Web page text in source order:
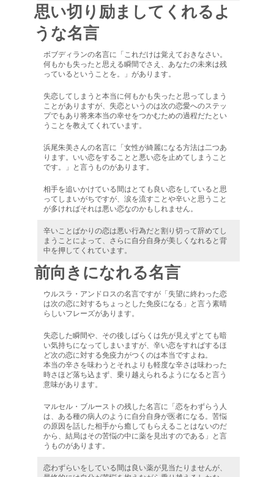
思い切り励ましてくれるよ
うな名言
ボブディランの名言に「これだけは覚えておきなさい。
何もかも失ったと思える瞬間でさえ、あなたの未来は残
っているということを。」があります。
失恋してしまうと本当に何もかも失ったと思ってしまう
ことがありますが、失恋というのは次の恋愛へのステッ
プでもあり将来本当の幸せをつかむための過程だたとい
うことを教えてくれています。
浜尾朱美さんの名言に「女性が綺麗になる方法は二つあ
ります。いい恋をすることと悪い恋を止めてしまうこと
です。」と言うものがあります。
相手を追いかけている間はとても良い恋をしていると思
ってしまいがちですが、涙を流すことや辛いと思うこと
が多ければそれは悪い恋なのかもしれません。
辛いことばかりの恋は悪い行為だと割り切って辞めてし
まうことによって、さらに自分自身が美しくなれると背
中を押してくれています。
前向きになれる名言
ウルスラ・アンドロスの名言ですが「失望に終わった恋
は次の恋に対するちょっとした免疫になる」と言う素晴
らしいフレーズがあります。
失恋した瞬間や、その後しばらくは先が見えずとても暗
い気持ちになってしまいますが、辛い恋をすればするほ
ど次の恋に対する免疫力がつくのは本当ですよね。
本当の辛さを味わうとそれよりも軽度な辛さは味わった
時さほど落ち込まず、乗り越えられるようになると言う
意味があります。
マルセル・ブルーストの残した名言に「恋をわずらう人
は、ある種の病人のように自分自身が医者になる。苦悩
の原因を話した相手から癒してもらえることはないのだ
から、結局はその苦悩の中に薬を見出すのである」と言
うものがあります。
恋わずらいをしている間は良い薬が見当たりませんが、